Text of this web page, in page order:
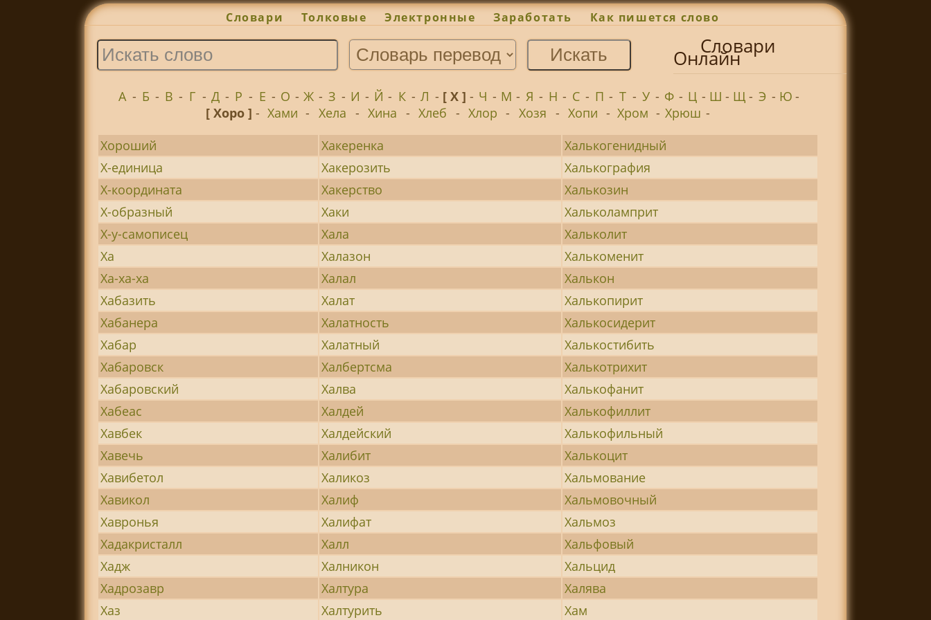
Словари Толковые Электронные Заработать Как пишется слово
Словари
Онлайн
А - Б - В - Г - Д - Р - Е - О - Ж - З - И - Й - К - Л - [ Х ] - Ч - М - Я - Н - С - П - Т - У - Ф - Ц - Ш - Щ- Э - Ю-
[ Хоро ] - Хами - Хела - Хина - Хлеб - Хлор - Хозя - Хопи - Хром - Хрюш -
Хороший
Хакеренка
Халькогенидный
Х-единица
Хакерозить
Халькография
Х-координата
Хакерство
Халькозин
Х-образный
Хаки
Хальколамприт
Х-у-самописец
Хала
Хальколит
Ха
Халазон
Халькоменит
Ха-ха-ха
Халал
Халькон
Хабазить
Халат
Халькопирит
Хабанера
Халатность
Халькосидерит
Хабар
Халатный
Халькостибить
Хабаровск
Халбертсма
Халькотрихит
Хабаровский
Халва
Халькофанит
Хабеас
Халдей
Халькофиллит
Хавбек
Халдейский
Халькофильный
Хавечь
Халибит
Халькоцит
Хавибетол
Халикоз
Хальмование
Хавикол
Халиф
Хальмовочный
Хавронья
Халифат
Хальмоз
Хадакристалл
Халл
Хальфовый
Хадж
Халникон
Хальцид
Хадрозавр
Халтура
Халява
Хаз
Халтурить
Хам